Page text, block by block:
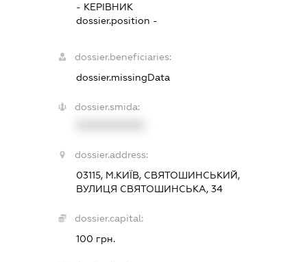
- КЕРІВНИК
dossier.position -
dossier.beneficiaries:
dossier.missingData
dossier.smida:
dossier.address:
03115, М.КИЇВ, СВЯТОШИНСЬКИЙ,
ВУЛИЦЯ СВЯТОШИНСЬКА, 34
dossier.capital:
100 грн.